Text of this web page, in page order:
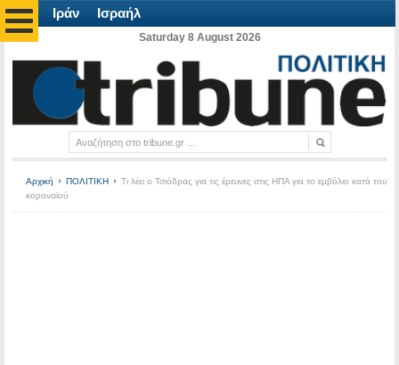
Ιράν Ισραήλ
Saturday 8 August 2026
Αρχική ΠΟΛΙΤΙΚΗ
Τι λέει ο Τσιόδρας για τις έρευνες στις ΗΠΑ για το εμβόλιο κατά του
κοροναϊού